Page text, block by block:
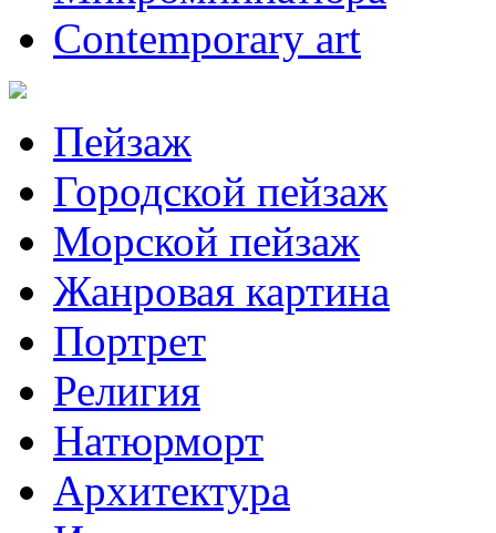
Contemporary art
Пейзаж
Городской пейзаж
Морской пейзаж
Жанровая картина
Портрет
Религия
Натюрморт
Архитектура